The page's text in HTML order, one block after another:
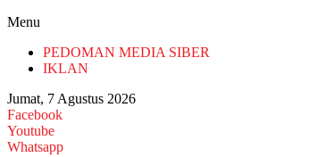
Menu
PEDOMAN MEDIA SIBER
IKLAN
Jumat, 7 Agustus 2026
Facebook
Youtube
Whatsapp